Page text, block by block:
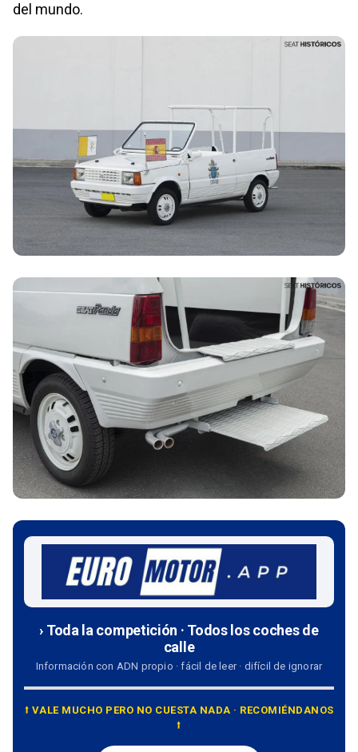
del mundo.
› Toda la competición · Todos los coches de
calle
Información con ADN propio · fácil de leer · difícil de ignorar
⭡ VALE MUCHO PERO NO CUESTA NADA · RECOMIÉNDANOS
⭡